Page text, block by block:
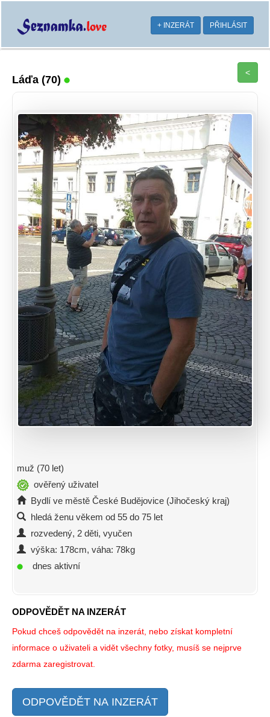
+ INZERÁT PŘIHLÁSIT
Láďa (70)
<
muž (70 let)
ověřený uživatel
Bydlí ve městě České Budějovice (Jihočeský kraj)
hledá ženu věkem od 55 do 75 let
rozvedený, 2 děti, vyučen
výška: 178cm, váha: 78kg
dnes aktivní
ODPOVĚDĚT NA INZERÁT
Pokud chceš odpovědět na inzerát, nebo získat kompletní
informace o uživateli a vidět všechny fotky, musíš se nejprve
zdarma zaregistrovat.
ODPOVĚDĚT NA INZERÁT